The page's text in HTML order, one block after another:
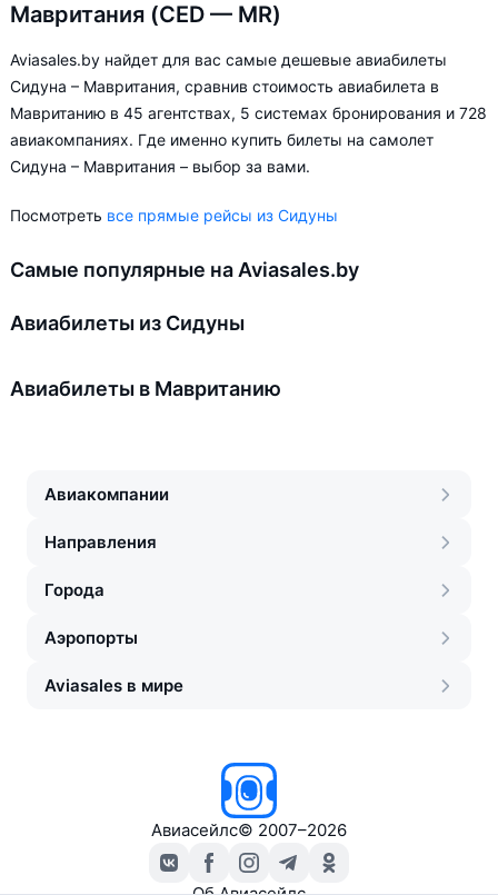
Мавритания (CED — MR)
Aviasales.by найдет для вас самые дешевые авиабилеты
Сидуна – Мавритания, сравнив стоимость авиабилета в
Мавританию в 45 агентствах, 5 системах бронирования и 728
авиакомпаниях. Где именно купить билеты на самолет
Сидуна – Мавритания – выбор за вами.
Посмотреть все прямые рейсы из Сидуны
Самые популярные на Aviasales.by
Авиабилеты из Сидуны
Авиабилеты в Мавританию
Авиакомпании
Направления
Города
Аэропорты
Aviasales в мире
Авиасейлс© 2007–2026